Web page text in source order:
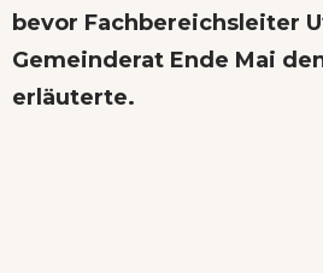
bevor Fachbereichsleiter
Gemeinderat Ende Mai
erläuterte.